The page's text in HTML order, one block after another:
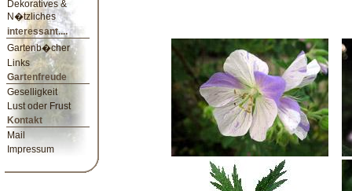
Dekoratives &
N�tzliches
interessant....
Gartenb�cher
Links
Gartenfreude
Geselligkeit
Lust oder Frust
Kontakt
Mail
Impressum